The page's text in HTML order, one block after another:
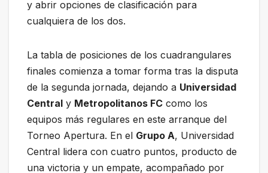
y abrir opciones de clasificación para
cualquiera de los dos.
La tabla de posiciones de los cuadrangulares
finales comienza a tomar forma tras la disputa
de la segunda jornada, dejando a Universidad
Central y Metropolitanos FC como los
equipos más regulares en este arranque del
Torneo Apertura. En el Grupo A, Universidad
Central lidera con cuatro puntos, producto de
una victoria y un empate, acompañado por